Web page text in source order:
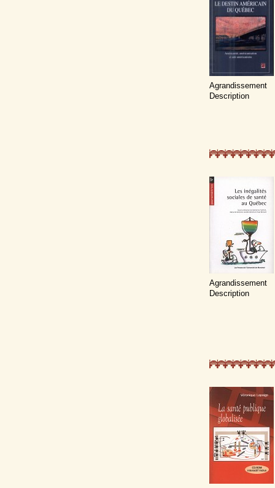
Agrandissement
Description
Agrandissement
Description